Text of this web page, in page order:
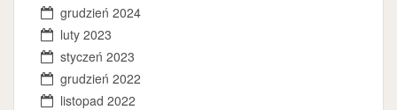
grudzień 2024
luty 2023
styczeń 2023
grudzień 2022
listopad 2022